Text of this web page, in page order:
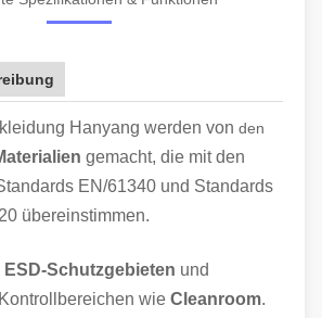
Hanyang werden von den
gemacht, die mit den
EN/61340 und Standards
übereinstimmen.
ESD-Schutzgebieten und
wie Cleanroom.